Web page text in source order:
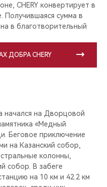
CHERY конвертирует в
Получившаяся сумма в
в благотворительный
ДОБРА CHERY
начался на Дворцовой
«Медный
Беговое приключение
на Казанский собор,
колонны,
собор. В забеге
на 10 км и 42.2 км